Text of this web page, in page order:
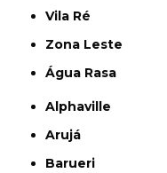
Vila Ré
Zona Leste
Água Rasa
Alphaville
Arujá
Barueri